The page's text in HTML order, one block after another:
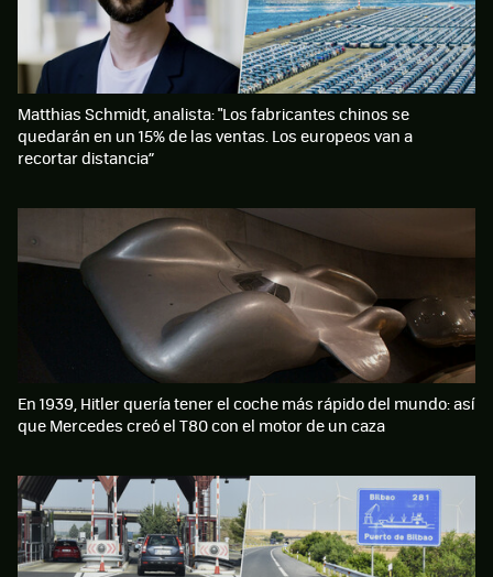
Matthias Schmidt, analista: "Los fabricantes chinos se
quedarán en un 15% de las ventas. Los europeos van a
recortar distancia”
En 1939, Hitler quería tener el coche más rápido del mundo: así
que Mercedes creó el T80 con el motor de un caza